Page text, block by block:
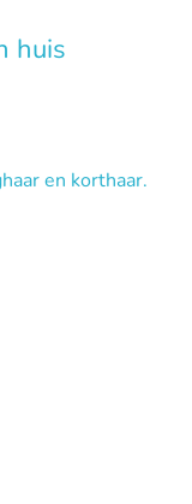
huis
en korthaar.